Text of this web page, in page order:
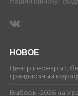
НОВОЕ
Центр перекрыт,
грандиозный
Выборы-2026 на